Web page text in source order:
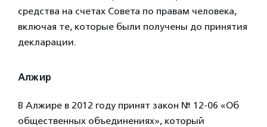
средства на счетах Совета по правам человека,
включая те, которые были получены до принятия
декларации.
Алжир
В Алжире в 2012 году принят закон № 12-06 «Об
общественных объединениях», который